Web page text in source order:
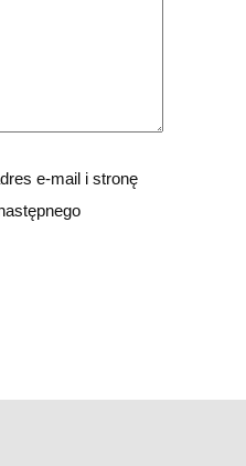
e-mail i stronę